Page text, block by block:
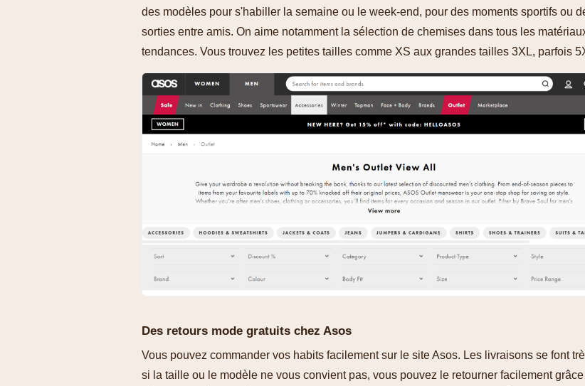
des modèles pour s'habiller la semaine ou le week-end, pour des moments sportifs ou
sorties entre amis. On aime notamment la sélection de chemises dans tous les
tendances. Vous trouvez les petites tailles comme XS aux grandes tailles 3XL, parfois
Des retours mode gratuits chez Asos
Vous pouvez commander vos habits facilement sur le site Asos. Les livraisons se font
si la taille ou le modèle ne vous convient pas, vous pouvez le retourner facilement grâce